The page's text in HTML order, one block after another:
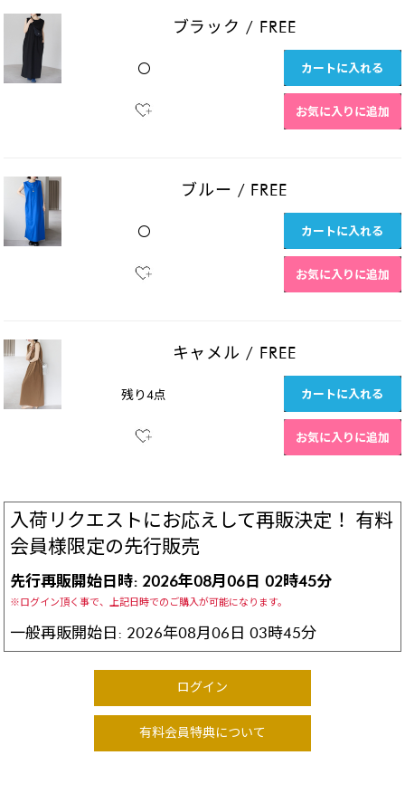
ブラック / FREE
〇 カートに入れる
お気に入りに追加
ブルー / FREE
〇 カートに入れる
お気に入りに追加
キャメル / FREE
残り4点 カートに入れる
お気に入りに追加
入荷リクエストにお応えして再販決定！ 有料
会員様限定の先行販売
先行再販開始日時: 2026年08月06日 02時45分
※ログイン頂く事で、上記日時でのご購入が可能になります。
一般再販開始日: 2026年08月06日 03時45分
ログイン
有料会員特典について